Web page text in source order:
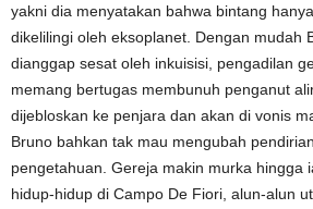
yakni dia menyatakan bahwa bintang
dikelilingi oleh eksoplanet. Dengan mudah
dianggap sesat oleh inkuisisi, pengadilan
memang bertugas membunuh penganut
dijebloskan ke penjara dan akan di vonis
Bruno bahkan tak mau mengubah
pengetahuan. Gereja makin murka hingga
hidup-hidup di Campo De Fiori, alun-alun